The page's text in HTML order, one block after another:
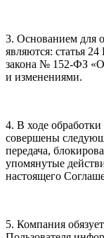
3. Основанием для
являются: статья
закона № 152-ФЗ
и изменениями.
4. В ходе
совершены
передача,
упомянутые
настоящего
5. Компания